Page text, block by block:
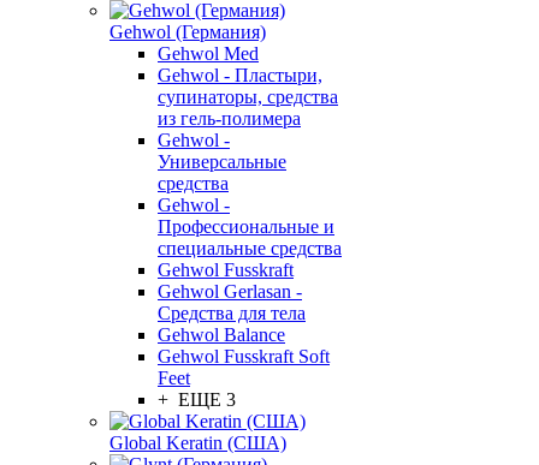
Gehwol (Германия)
Gehwol Med
Gehwol - Пластыри,
супинаторы, средства
из гель-полимера
Gehwol -
Универсальные
средства
Gehwol -
Профессиональные и
специальные средства
Gehwol Fusskraft
Gehwol Gerlasan -
Средства для тела
Gehwol Balance
Gehwol Fusskraft Soft
Feet
+ ЕЩЕ 3
Global Keratin (США)